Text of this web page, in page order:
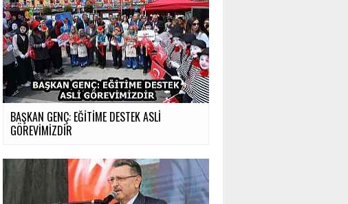
›
BAŞKAN GENÇ: EĞİTİME DESTEK ASLİ
GÖREVİMİZDİR